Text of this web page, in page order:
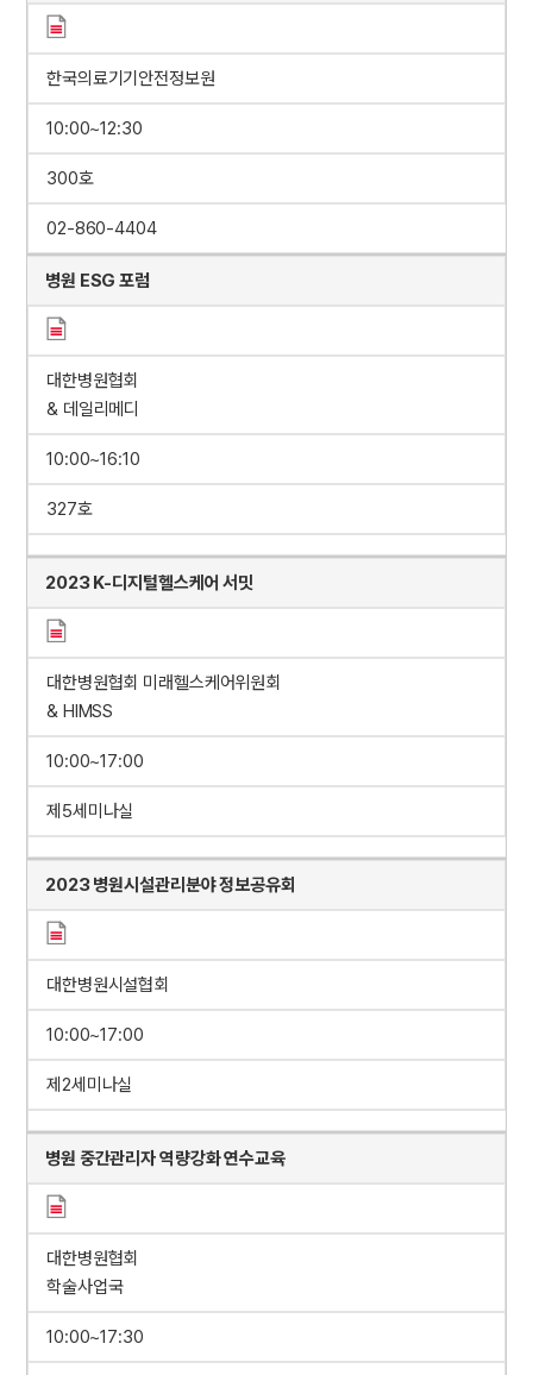
한국의료기기안전정보원
10:00~12:30
300호
02-860-4404
병원 ESG 포럼
대한병원협회
& 데일리메디
10:00~16:10
327호
2023 K-디지털헬스케어 서밋
대한병원협회 미래헬스케어위원회
& HIMSS
10:00~17:00
제5세미나실
2023 병원시설관리분야 정보공유회
대한병원시설협회
10:00~17:00
제2세미나실
병원 중간관리자 역량강화 연수교육
대한병원협회
학술사업국
10:00~17:30